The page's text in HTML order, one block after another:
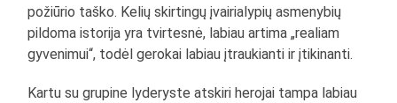
požiūrio taško. Kelių skirtingų įvairialypių asmenybių
pildoma istorija yra tvirtesnė, labiau artima „realiam
gyvenimui“, todėl gerokai labiau įtraukianti ir įtikinanti.
Kartu su grupine lyderyste atskiri herojai tampa labiau